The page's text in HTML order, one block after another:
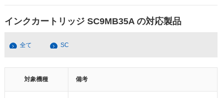
インクカートリッジ SC9MB35A の対応製品
全て SC
対象機種 備考